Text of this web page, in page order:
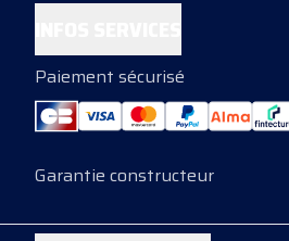
Paiement sécurisé
Garantie constructeur